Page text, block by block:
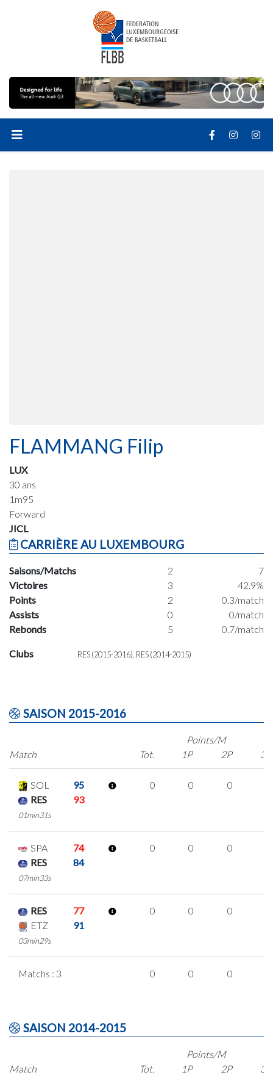
FLAMMANG Filip
LUX
30 ans
1m95
Forward
JICL
CARRIÈRE AU LUXEMBOURG
Saisons/Matchs 2
7
Victoires
3
42.9%
Points
2
0.3/match
Assists
0
0/match
Rebonds
5 0.7/match
Clubs RES (2015-2016), RES (2014-2015)
SAISON 2015-2016
Match
Points/M
Tot.
1P 2P 3P
SOL
95
RES
93
01min31s
0 0 0
SPA
74
RES
84
07min33s
0 0 0
RES
77
ETZ
91
03min29s
0 0 0
Matchs : 3 0 0 0
SAISON 2014-2015
Match
Points/M
Tot.
1P 2P 3P